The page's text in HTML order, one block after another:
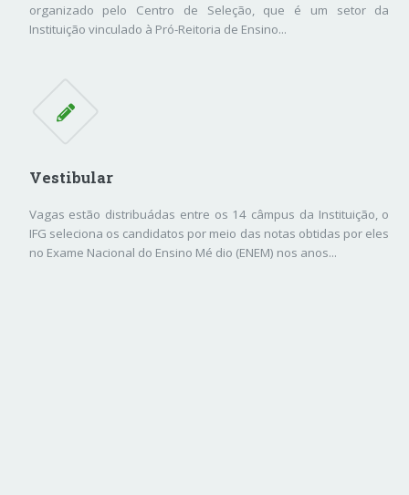
organizado pelo Centro de Seleção, que é um setor da
Instituição vinculado à Pró-Reitoria de Ensino...
Vestibular
Vagas estão distribuádas entre os 14 câmpus da Instituição, o
IFG seleciona os candidatos por meio das notas obtidas por eles
no Exame Nacional do Ensino Mé dio (ENEM) nos anos...